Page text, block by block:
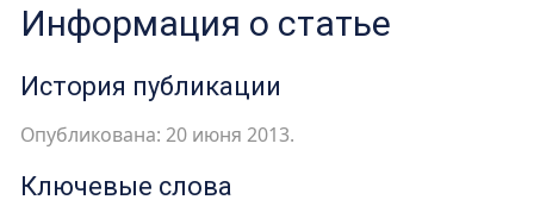
Информация о статье
История публикации
Опубликована: 20 июня 2013.
Ключевые слова